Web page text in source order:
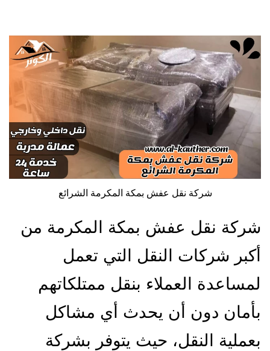
شركة نقل عفش بمكة المكرمة الشرائع
شركة نقل عفش بمكة المكرمة من
أكبر شركات النقل التي تعمل
لمساعدة العملاء بنقل ممتلكاتهم
بأمان دون أن يحدث أي مشاكل
بعملية النقل، حيث يتوفر بشركة